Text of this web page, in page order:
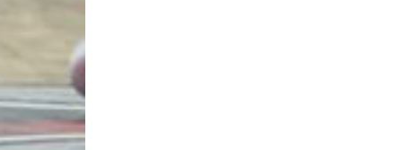
MENTIONS LÉGALES
©2026 Union Tours Basket Metropole - Tous droits réservés | Création & Développement :